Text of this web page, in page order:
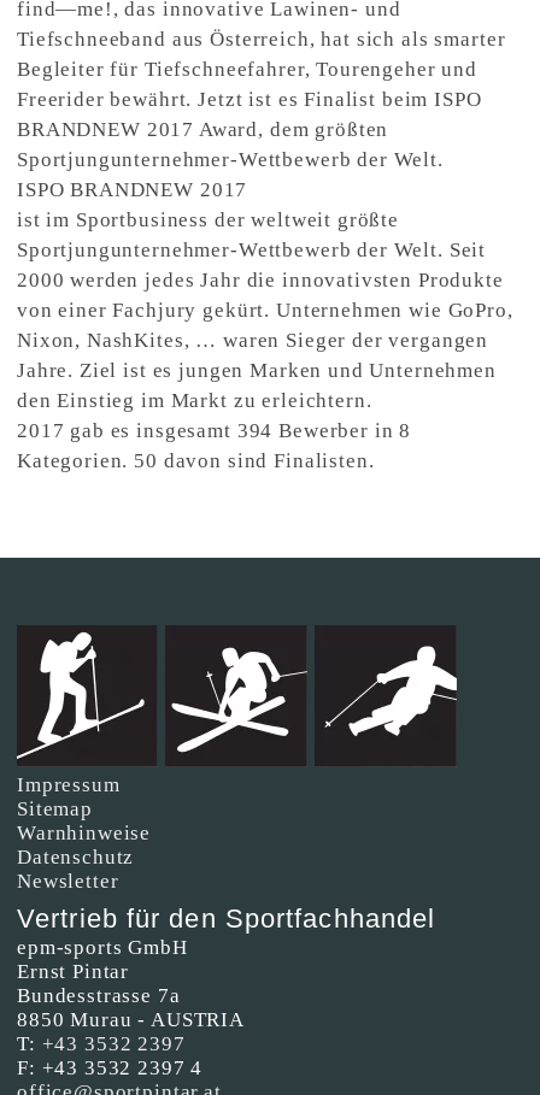
find—me!, das innovative Lawinen- und
Tiefschneeband aus Österreich, hat sich als smarter
Begleiter für Tiefschneefahrer, Tourengeher und
Freerider bewährt. Jetzt ist es Finalist beim ISPO
BRANDNEW 2017 Award, dem größten
Sportjungunternehmer-Wettbewerb der Welt.
ISPO BRANDNEW 2017
ist im Sportbusiness der weltweit größte
Sportjungunternehmer-Wettbewerb der Welt. Seit
2000 werden jedes Jahr die innovativsten Produkte
von einer Fachjury gekürt. Unternehmen wie GoPro,
Nixon, NashKites, … waren Sieger der vergangen
Jahre. Ziel ist es jungen Marken und Unternehmen
den Einstieg im Markt zu erleichtern.
2017 gab es insgesamt 394 Bewerber in 8
Kategorien. 50 davon sind Finalisten.
Impressum
Sitemap
Warnhinweise
Datenschutz
Newsletter
Vertrieb für den Sportfachhandel
epm-sports GmbH
Ernst Pintar
Bundesstrasse 7a
8850 Murau - AUSTRIA
T: +43 3532 2397
F: +43 3532 2397 4